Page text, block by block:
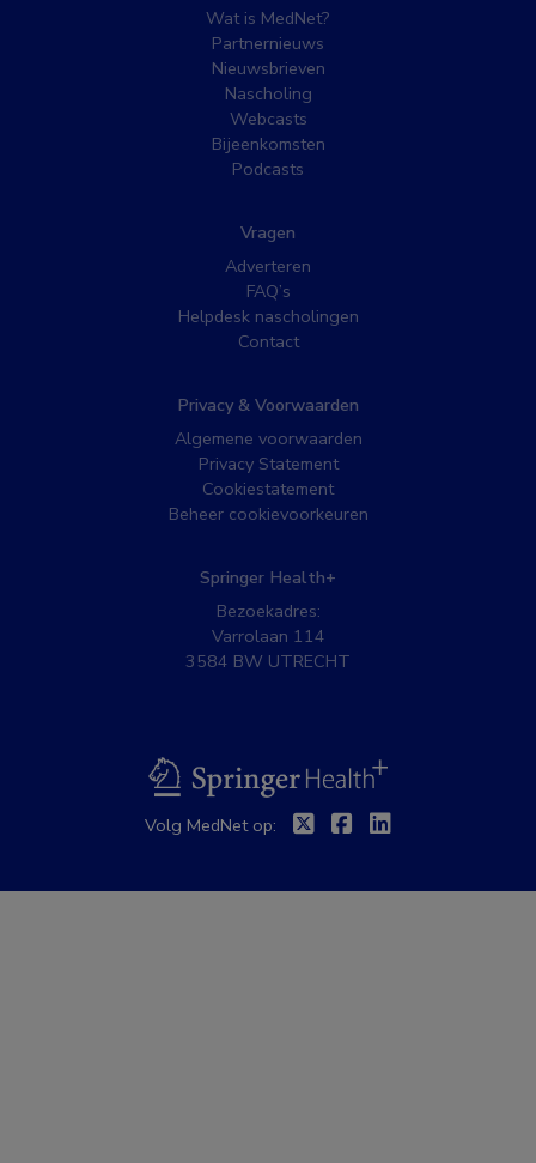
Wat is MedNet?
Partnernieuws
Nieuwsbrieven
Nascholing
Webcasts
Bijeenkomsten
Podcasts
Vragen
Adverteren
FAQ’s
Helpdesk nascholingen
Contact
Privacy & Voorwaarden
Algemene voorwaarden
Privacy Statement
Cookiestatement
Beheer cookievoorkeuren
Springer Health+
Bezoekadres:
Varrolaan 114
3584 BW UTRECHT
BSL
Volg MedNet op: TwitterFacebook
Linkedin